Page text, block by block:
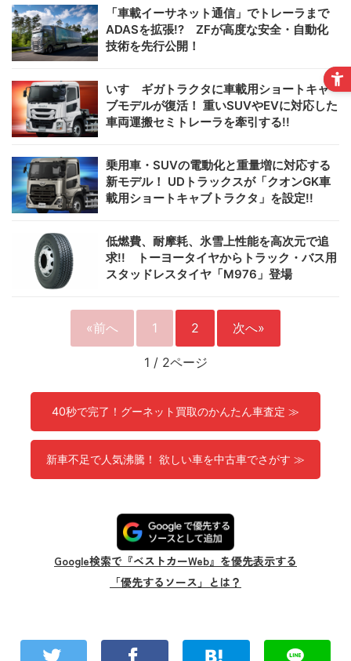
「車載イーサネット通信」でトレーラまで
ADASを拡張!? ZFが高度な安全・自動化
技術を先行公開！
いすゞギガトラクタに車載用ショートキャ
ブモデルが復活！ 重いSUVやEVに対応した
車両運搬セミトレーラを牽引する!!
乗用車・SUVの電動化と重量増に対応する
新モデル！ UDトラックスが「クオンGK車
載用ショートキャブトラクタ」を設定!!
低燃費、耐摩耗、氷雪上性能を高次元で追
求!! トーヨータイヤからトラック・バス用
スタッドレスタイヤ「M976」登場
«前へ 1 2 次へ»
1 / 2ページ
40秒で完了！グーネット買取のかんたん車査定 ≫
新車不足で人気沸騰！ 欲しい車を中古車でさがす ≫
Google検索で『ベストカーWeb』を優先表示する
「優先するソース」とは？